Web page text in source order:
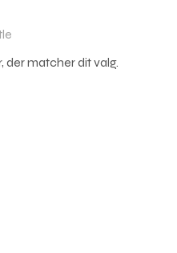
der matcher dit valg.